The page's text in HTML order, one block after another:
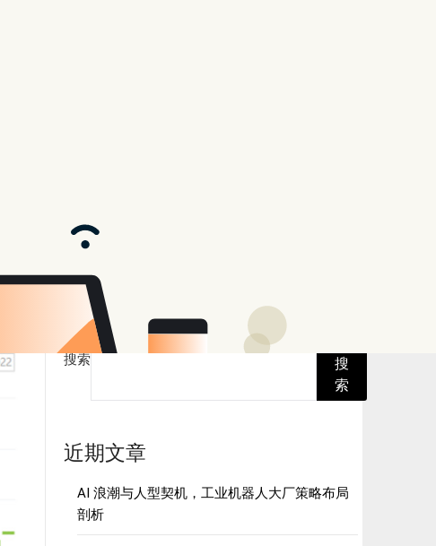
搜索
搜
索
近期文章
AI 浪潮与人型契机，工业机器人大厂策略布局
剖析